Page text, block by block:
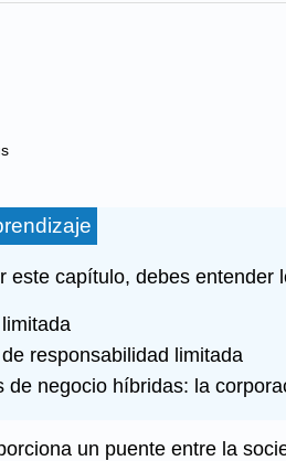
este capítulo, debes entender
responsabilidad limitada
de negocio híbridas: la
un puente entre la